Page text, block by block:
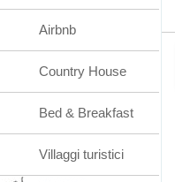
Airbnb
Country House
Bed & Breakfast
Villaggi turistici